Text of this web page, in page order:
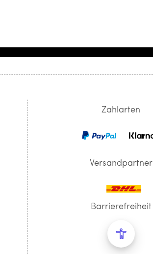
Zahlarten
Versandpartner
Barrierefreiheit